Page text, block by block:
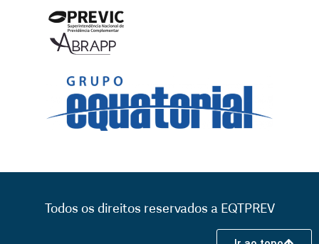
Todos os direitos reservados a EQTPREV